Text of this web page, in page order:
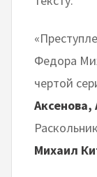
Федора
чертой
Аксенова,
Михаил